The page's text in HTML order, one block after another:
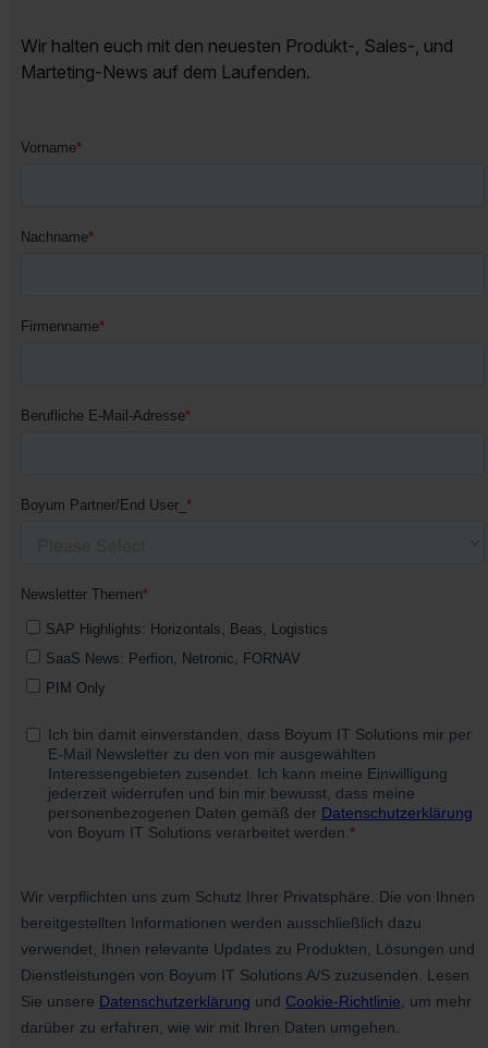
Wir halten euch mit den neuesten Produkt-, Sales-, und
Marteting-News auf dem Laufenden.